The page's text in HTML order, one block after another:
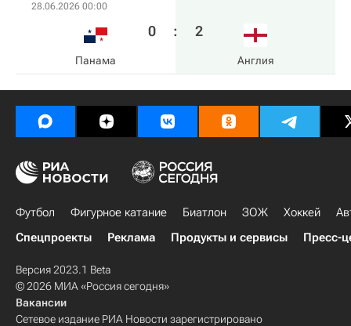
28.06.2026 00:00
Панама
0 : 2
Англия
Футбол Фигурное катание Биатлон ЗОЖ Хоккей
Спецпроекты
Реклама Продукты и сервисы Пресс-
Версия 2023.1 Beta
© 2026 МИА «Россия сегодня»
Вакансии
Сетевое издание РИА Новости зарегистрировано